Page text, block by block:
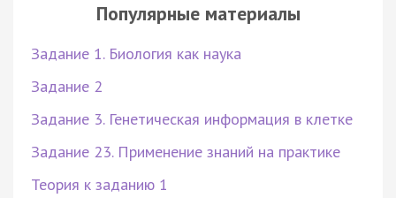
Популярные материалы
Задание 1. Биология как наука
Задание 2
Задание 3. Генетическая информация в клетке
Задание 23. Применение знаний на практике
Теория к заданию 1